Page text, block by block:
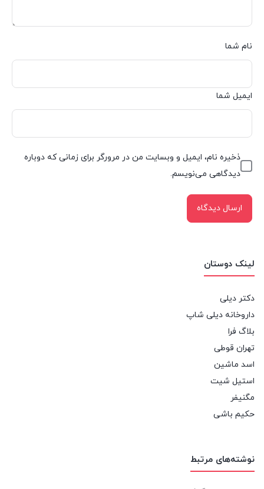
لینک دوستان
دکتر دیلی
داروخانه دیلی شاپ
بلاگ فرا
تهران قوطی
اسد ماشین
استیل شیت
مگنیفر
حکیم باشی
نوشته‌های مرتبط
نام شما
ایمیل شما
ذخیره نام، ایمیل و وبسایت من در مرورگر برای زمانی که دوباره
دیدگاهی می‌نویسم.